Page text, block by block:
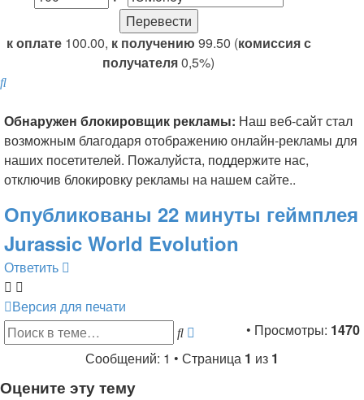
к оплате100.00, к получению 99.50 (комиссия с
получателя0,5%)
Поиск
Обнаружен блокировщик рекламы: Наш веб-сайт стал
возможным благодаря отображению онлайн-рекламы для
наших посетителей. Пожалуйста, поддержите нас,
отключив блокировку рекламы на нашем сайте..
Опубликованы 22 минуты геймплея
Jurassic World Evolution
Ответить
Версия для печати
• Просмотры: 1470
ПоискРасширенный
Сообщений: 1 • Страница 1 из 1
Оцените эту тему